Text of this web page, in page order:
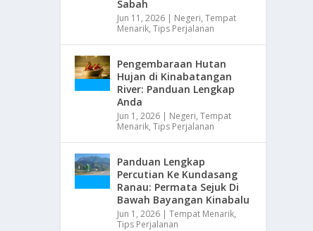
Sabah
Jun 11, 2026 | Negeri,Tempat
Menarik,Tips Perjalanan
Pengembaraan Hutan
Hujan di Kinabatangan
River: Panduan Lengkap
Anda
Jun 1, 2026 | Negeri,Tempat
Menarik,Tips Perjalanan
Panduan Lengkap
Percutian Ke Kundasang
Ranau: Permata Sejuk Di
Bawah Bayangan Kinabalu
Jun 1, 2026 |Tempat Menarik,
Tips Perjalanan